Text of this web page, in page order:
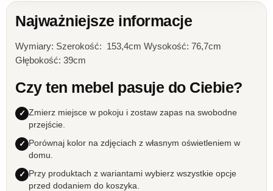
Najważniejsze informacje
Wymiary: Szerokość: 153,4cm Wysokość: 76,7cm
Głębokość: 39cm
Czy ten mebel pasuje do Ciebie?
Zmierz miejsce w pokoju i zostaw zapas na swobodne
przejście.
Porównaj kolor na zdjęciach z własnym oświetleniem w
domu.
Przy produktach z wariantami wybierz wszystkie opcje
przed dodaniem do koszyka.